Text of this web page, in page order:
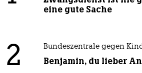
eine gute Sache
2 Bundeszentrale gegen
Benjamin, du lieber